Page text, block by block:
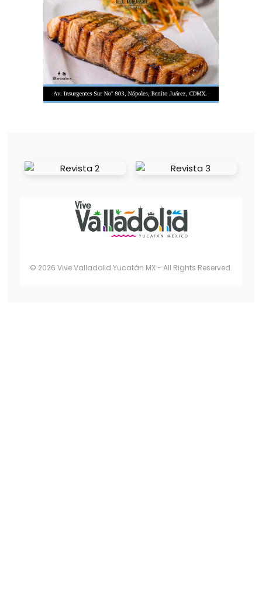
© 2026 Vive Valladolid Yucatán MX - All Rights Reserved.